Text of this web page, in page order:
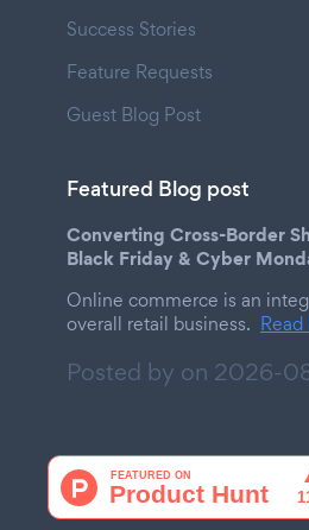
Success Stories
Feature Requests
Guest Blog Post
Featured Blog post
Converting Cross-Border
Black Friday & Cyber
Online commerce is an
overall retail business.
Posted by on 2026-